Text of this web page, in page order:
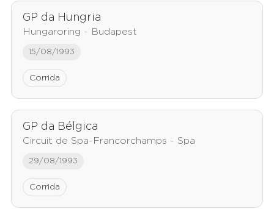
GP da Hungria
Hungaroring - Budapest
15/08/1993
Corrida
GP da Bélgica
Circuit de Spa-Francorchamps - Spa
29/08/1993
Corrida